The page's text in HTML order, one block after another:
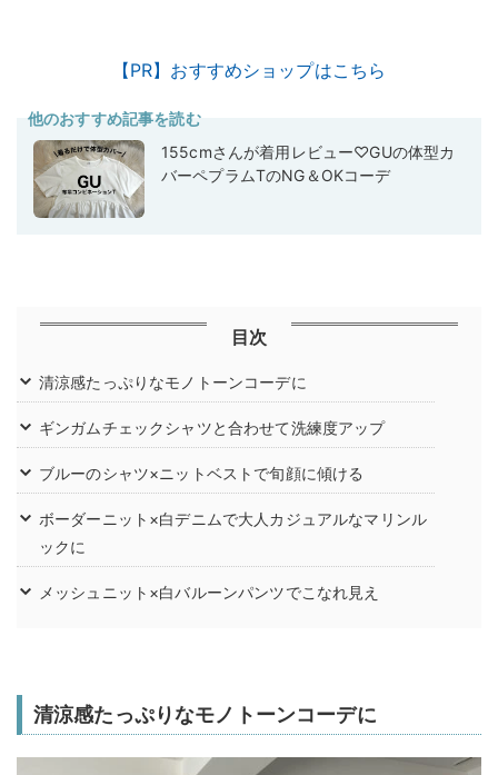
【PR】おすすめショップはこちら
他のおすすめ記事を読む
155cmさんが着用レビュー♡GUの体型カ
バーペプラムTのNG＆OKコーデ
目次
清涼感たっぷりなモノトーンコーデに
ギンガムチェックシャツと合わせて洗練度アップ
ブルーのシャツ×ニットベストで旬顔に傾ける
ボーダーニット×白デニムで大人カジュアルなマリンル
ックに
メッシュニット×白バルーンパンツでこなれ見え
清涼感たっぷりなモノトーンコーデに